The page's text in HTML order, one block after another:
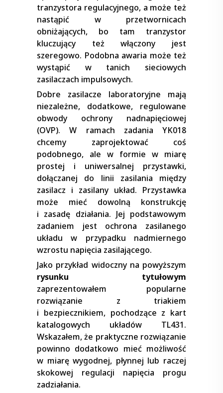
tranzystora regulacyjnego, a może też
nastąpić w przetwornicach
obniżających, bo tam tranzystor
kluczujący też włączony jest
szeregowo. Podobna awaria może też
wystąpić w tanich sieciowych
zasilaczach impulsowych.
Dobre zasilacze laboratoryjne mają
niezależne, dodatkowe, regulowane
obwody ochrony nadnapięciowej
(OVP). W ramach zadania YK018
chcemy zaprojektować coś
podobnego, ale w formie w miarę
prostej i uniwersalnej przystawki,
dołączanej do linii zasilania między
zasilacz i zasilany układ. Przystawka
może mieć dowolną konstrukcję
i zasadę działania. Jej podstawowym
zadaniem jest ochrona zasilanego
układu w przypadku nadmiernego
wzrostu napięcia zasilającego.
Jako przykład widoczny na powyższym
rysunku tytułowym
zaprezentowałem popularne
rozwiązanie z triakiem
i bezpiecznikiem, pochodzące z kart
katalogowych układów TL431.
Wskazałem, że praktyczne rozwiązanie
powinno dodatkowo mieć możliwość
w miarę wygodnej, płynnej lub raczej
skokowej regulacji napięcia progu
zadziałania.